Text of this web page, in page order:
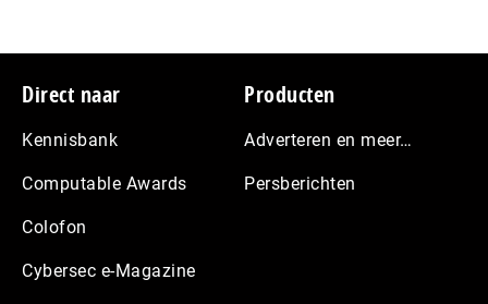
Footer
Direct naar
Kennisbank
Computable Awards
Colofon
Cybersec e-Magazine
Producten
Adverteren en meer…
Persberichten